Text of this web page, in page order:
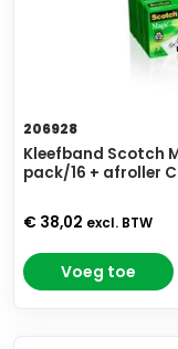
206928
Kleefband Scotch
pack/16 + afroller
€ 38,02 excl. BTW
Voeg toe